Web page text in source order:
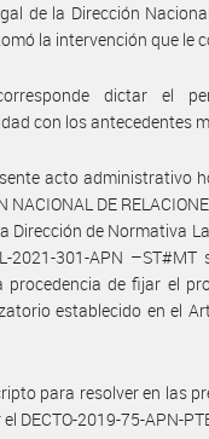
de la Dirección
la intervención que le
dictar el
con los antecedentes
acto administrativo
DE
Dirección de Normativa
2021-301-APN –ST#MT
procedencia de fijar el
establecido en el
para resolver en las
DECTO-2019-75-APN-